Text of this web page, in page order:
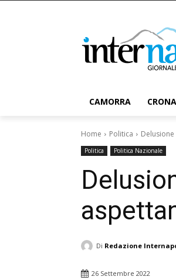
CAMORRA
Home Politica
Politica Politica Nazionale
Di Redazione
26 Settembre 2022